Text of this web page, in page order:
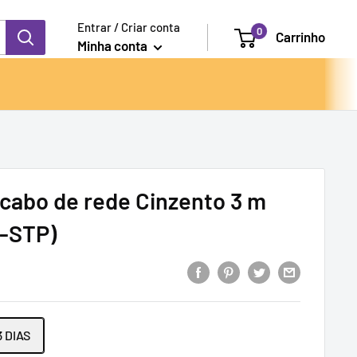
Entrar / Criar conta
Minha conta
0 Carrinho
de rede Cinzento 3 m
STP)
DIAS